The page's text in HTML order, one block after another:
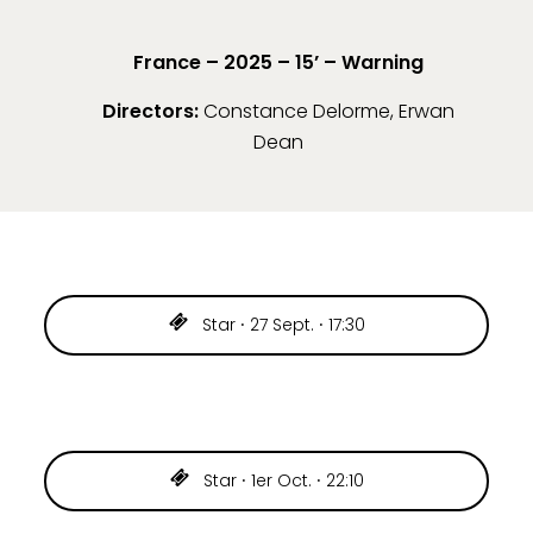
France – 2025 – 15’ – Warning
Directors:Constance Delorme, Erwan
Dean
Star ⸱ 27 Sept. ⸱ 17:30
Star ⸱ 1er Oct. ⸱ 22:10